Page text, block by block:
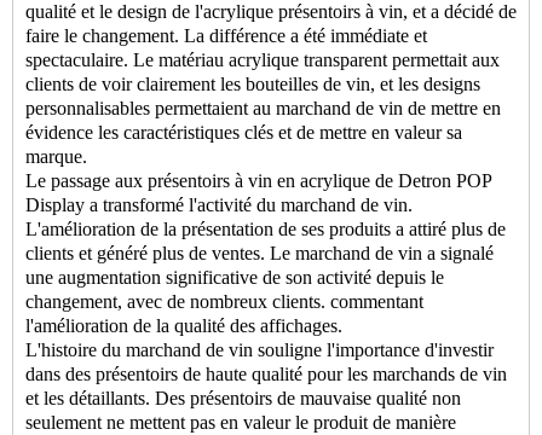
qualité et le design de l'acrylique présentoirs à vin, et a décidé de
faire le changement. La différence a été immédiate et
spectaculaire. Le matériau acrylique transparent permettait aux
clients de voir clairement les bouteilles de vin, et les designs
personnalisables permettaient au marchand de vin de mettre en
évidence les caractéristiques clés et de mettre en valeur sa
marque.
Le passage aux présentoirs à vin en acrylique de Detron POP
Display a transformé l'activité du marchand de vin.
L'amélioration de la présentation de ses produits a attiré plus de
clients et généré plus de ventes. Le marchand de vin a signalé
une augmentation significative de son activité depuis le
changement, avec de nombreux clients. commentant
l'amélioration de la qualité des affichages.
L'histoire du marchand de vin souligne l'importance d'investir
dans des présentoirs de haute qualité pour les marchands de vin
et les détaillants. Des présentoirs de mauvaise qualité non
seulement ne mettent pas en valeur le produit de manière